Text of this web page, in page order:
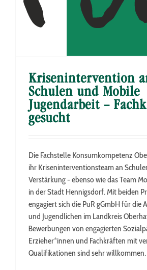
Krisenintervention
Schulen und Mobile
Jugendarbeit –
gesucht
Die Fachstelle Konsumkompetenz
ihr Kriseninterventionsteam an
Verstärkung - ebenso wie das Team
in der Stadt Hennigsdorf. Mit beiden
engagiert sich die PuR gGmbH für die
und Jugendlichen im Landkreis
Bewerbungen von engagierten
Erzieher*innen und Fachkräften mit
Qualifikationen sind sehr willkommen.